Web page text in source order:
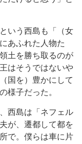
いう西島も「（女
あふれた人物た
土を勝ち取るのが
はそうではないや
国を）豊かにして
様子だった。
西島は「ネフェル
が、遷都して都を
で。僕らは車に片